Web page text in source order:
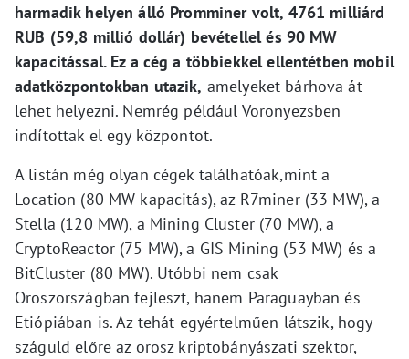
harmadik helyen álló Promminer volt, 4761 milliárd
RUB (59,8 millió dollár) bevétellel és 90 MW
kapacitással. Ez a cég a többiekkel ellentétben mobil
adatközpontokban utazik, amelyeket bárhova át
lehet helyezni. Nemrég például Voronyezsben
indítottak el egy központot.
A listán még olyan cégek találhatóak,mint a
Location (80 MW kapacitás), az R7miner (33 MW), a
Stella (120 MW), a Mining Cluster (70 MW), a
CryptoReactor (75 MW), a GIS Mining (53 MW) és a
BitCluster (80 MW). Utóbbi nem csak
Oroszországban fejleszt, hanem Paraguayban és
Etiópiában is. Az tehát egyértelműen látszik, hogy
száguld előre az orosz kriptobányászati szektor,